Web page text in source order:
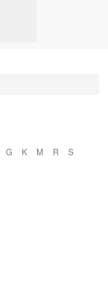
G K M R S